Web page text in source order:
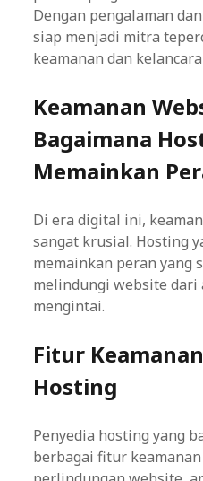
Dengan pengalaman
siap menjadi mitra
keamanan dan
Keamanan
Bagaimana
Memainkan
Di era digital ini,
sangat krusial. Hosting
memainkan peran yang
melindungi website dari
mengintai.
Fitur
Hosting
Penyedia hosting yang
berbagai fitur